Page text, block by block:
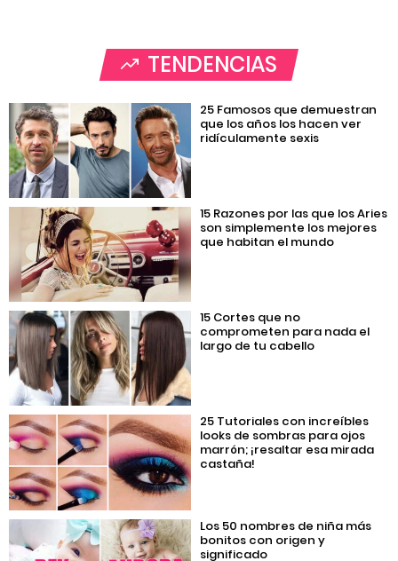
TENDENCIAS
25 Famosos que demuestran
que los años los hacen ver
ridículamente sexis
15 Razones por las que los Aries
son simplemente los mejores
que habitan el mundo
15 Cortes que no
comprometen para nada el
largo de tu cabello
25 Tutoriales con increíbles
looks de sombras para ojos
marrón; ¡resaltar esa mirada
castaña!
Los 50 nombres de niña más
bonitos con origen y
significado